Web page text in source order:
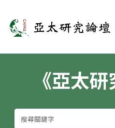
亞太研究論壇
《亞太研